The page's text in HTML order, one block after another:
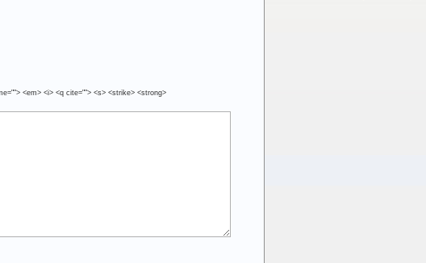
<em> <i> <q cite=""> <s> <strike> <strong>